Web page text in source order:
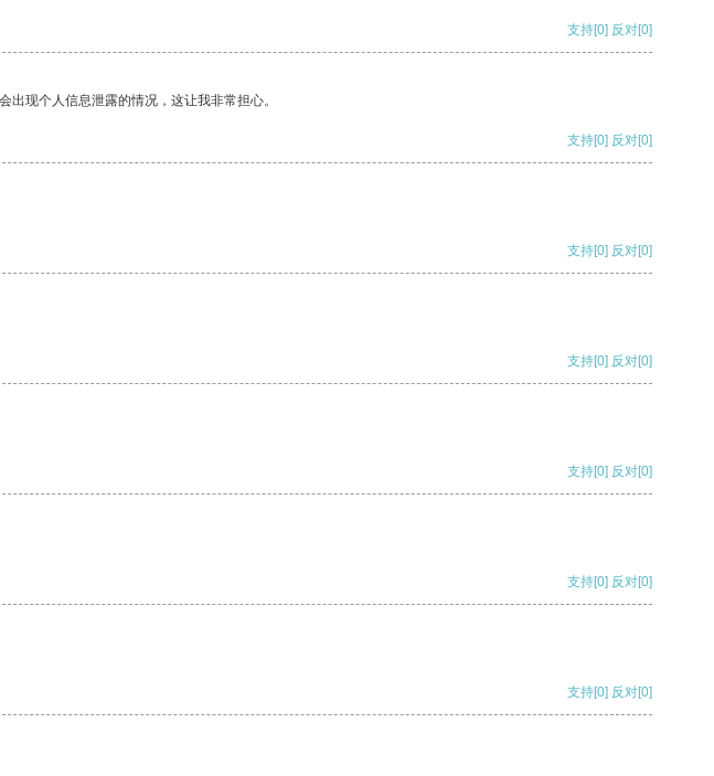
支持[0] 反对[0]
现个人信息泄露的情况，这让我非常担心。
支持[0] 反对[0]
支持[0] 反对[0]
支持[0] 反对[0]
支持[0] 反对[0]
支持[0] 反对[0]
支持[0] 反对[0]